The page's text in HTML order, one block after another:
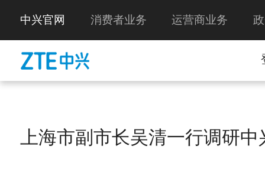
中兴官网 消费者业务 运营商业务
上海市副市长吴清一行调研中